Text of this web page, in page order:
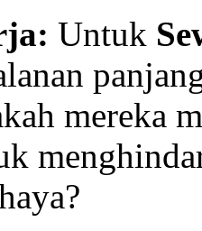
Untuk
mereka